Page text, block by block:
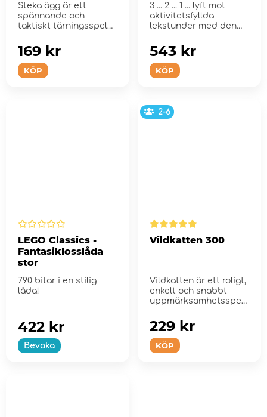
Steka ägg är ett
spännande och
taktiskt tärningsspel
KÖP
169 kr
3 ... 2 ... 1 ... lyft mot
aktivitetsfyllda
lekstunder med den
leksaken...
KÖP
543 kr
LEGO Classics -
Fantasiklosslåda
stor
790 bitar i en stilig
låda!
Bevaka
422 kr
2-6
Vildkatten 300
Vildkatten är ett roligt,
enkelt och snabbt
uppmärksamhetsspel
KÖP
229 kr